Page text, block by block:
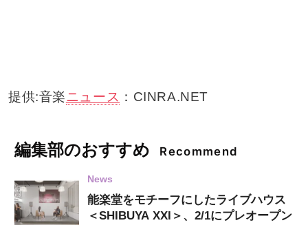
提供:音楽ニュース ：CINRA.NET
編集部のおすすめ Recommend
News
能楽堂をモチーフにしたライブハウス
＜SHIBUYA XXI＞、2/1にプレオープン